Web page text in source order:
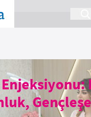
Enjeksiyonu: